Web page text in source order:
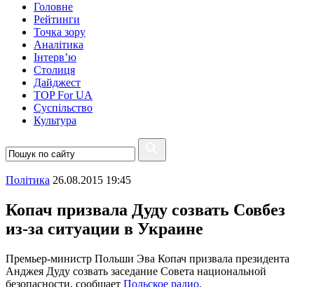
Головне
Рейтинги
Точка зору
Аналітика
Інтерв’ю
Столиця
Дайджест
TOP For UA
Суспiльство
Культура
Полiтика 26.08.2015 19:45
Копач призвала Дуду созвать Совбез
из-за ситуации в Украине
Премьер-министр Польши Эва Копач призвала президента
Анджея Дуду созвать заседание Совета национальной
безопасности, сообщает Польское радио.